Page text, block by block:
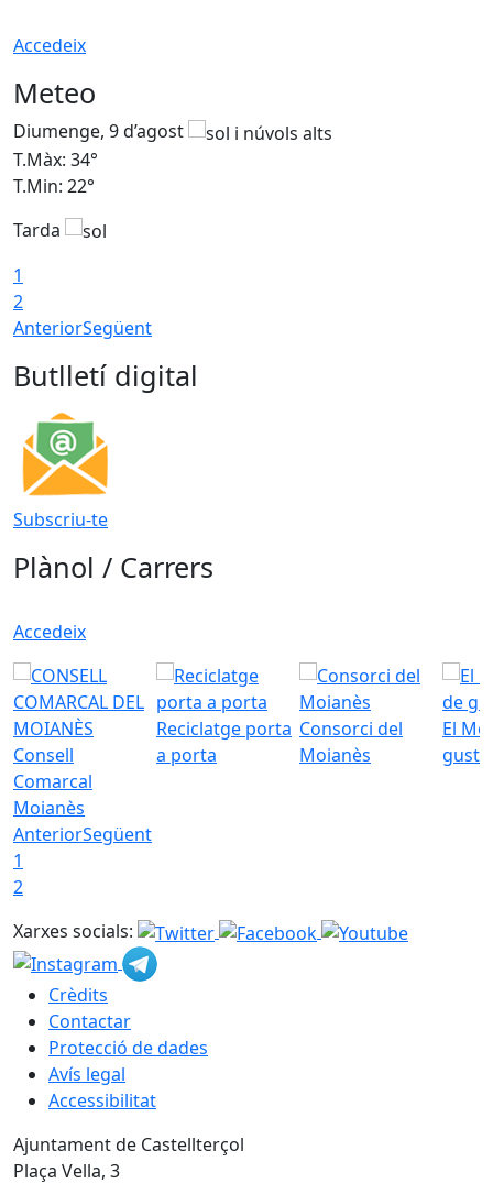
Accedeix
Meteo
Diumenge, 9 d’agost
T.Màx: 34°
T.Min: 22°
Tarda
1
2
AnteriorSegüent
Butlletí digital
Subscriu-te
Plànol / Carrers
Accedeix
Consell
Comarcal
Moianès
Reciclatge porta
a porta
Consorci del
Moianès
El
gust
AnteriorSegüent
1
2
Xarxes socials:
Crèdits
Contactar
Protecció de dades
Avís legal
Accessibilitat
Ajuntament de Castellterçol
Plaça Vella, 3